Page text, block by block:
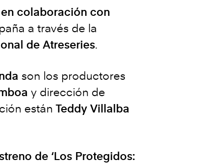
en colaboración con
a través de la
de Atreseries.
son los productores
y dirección de
están Teddy Villalba
de ‘Los Protegidos: